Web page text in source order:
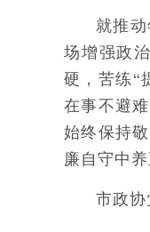
就推
场增强政
硬，苦练“
在事不避
始终保持
廉自守中
市政协